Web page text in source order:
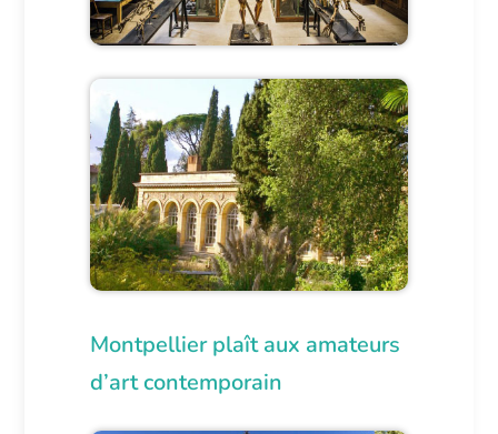
Montpellier plaît aux amateurs
d’art contemporain